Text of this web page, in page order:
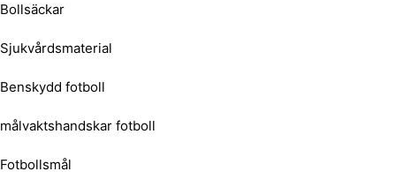
Bollsäckar
Sjukvårdsmaterial
Benskydd fotboll
målvaktshandskar fotboll
Fotbollsmål